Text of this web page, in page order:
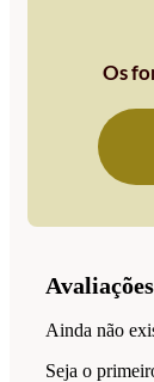
Os
Avaliações
Ainda não
Seja o